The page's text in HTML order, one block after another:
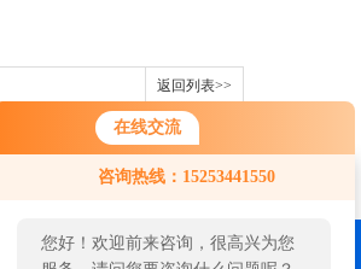
在线交流
咨询热线：15253441550
您好！欢迎前来咨询，很高兴为您
返回列表>>
在线留言 联系我们